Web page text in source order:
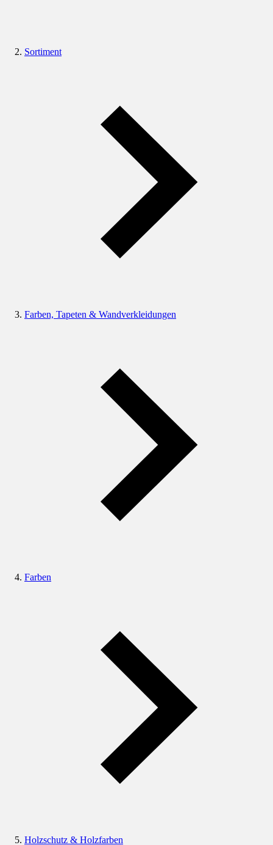
Sortiment
Farben, Tapeten & Wandverkleidungen
Farben
Holzschutz & Holzfarben